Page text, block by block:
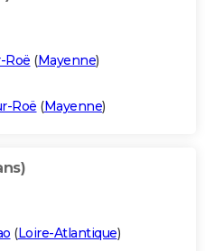
Roë (Mayenne)
Roë (Mayenne)
(Loire-Atlantique)